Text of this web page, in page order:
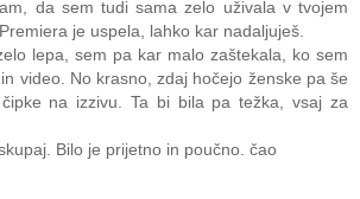
da sem tudi sama zelo uživala v tvojem
je uspela, lahko kar nadaljuješ.
lepa, sem pa kar malo zaštekala, ko sem
video. No krasno, zdaj hočejo ženske pa še
na izzivu. Ta bi bila pa težka, vsaj za
Bilo je prijetno in poučno. čao